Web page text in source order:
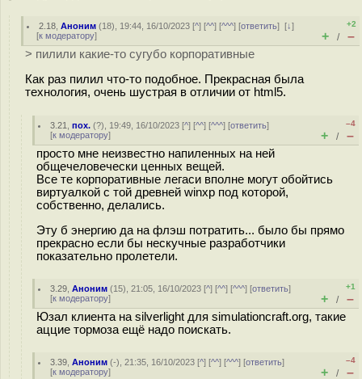
2.18 ,Аноним (18), 19:44, 16/10/2023 [^] [^^] [^^^] [ответить][↓]
[к модератору]
+2
+ / –
> пилили какие-то сугубо корпоративные
Как раз пилил что-то подобное. Прекрасная была
технология, очень шустрая в отличии от html5.
3.21 ,пох. (?), 19:49, 16/10/2023 [^] [^^] [^^^] [ответить]
[к модератору]
–4
+ / –
просто мне неизвестно напиленных на ней
общечеловечески ценных вещей.
Все те корпоративные легаси вполне могут обойтись
виртуалкой с той древней winxp под которой,
собственно, делались.
Эту б энергию да на флэш потратить... было бы прямо
прекрасно если бы нескучные разработчики
показательно пролетели.
3.29 ,Аноним (15), 21:05, 16/10/2023 [^] [^^] [^^^] [ответить]
[к модератору]
+1
+ / –
Юзал клиента на silverlight для simulationcraft.org, такие
аццие тормоза ещё надо поискать.
3.39 ,Аноним (-), 21:35, 16/10/2023 [^] [^^] [^^^] [ответить]
[к модератору]
–4
+ / –